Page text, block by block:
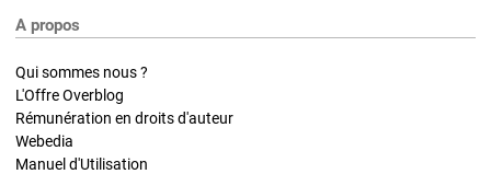
A propos
Qui sommes nous ?
L'Offre Overblog
Rémunération en droits d'auteur
Webedia
Manuel d'Utilisation